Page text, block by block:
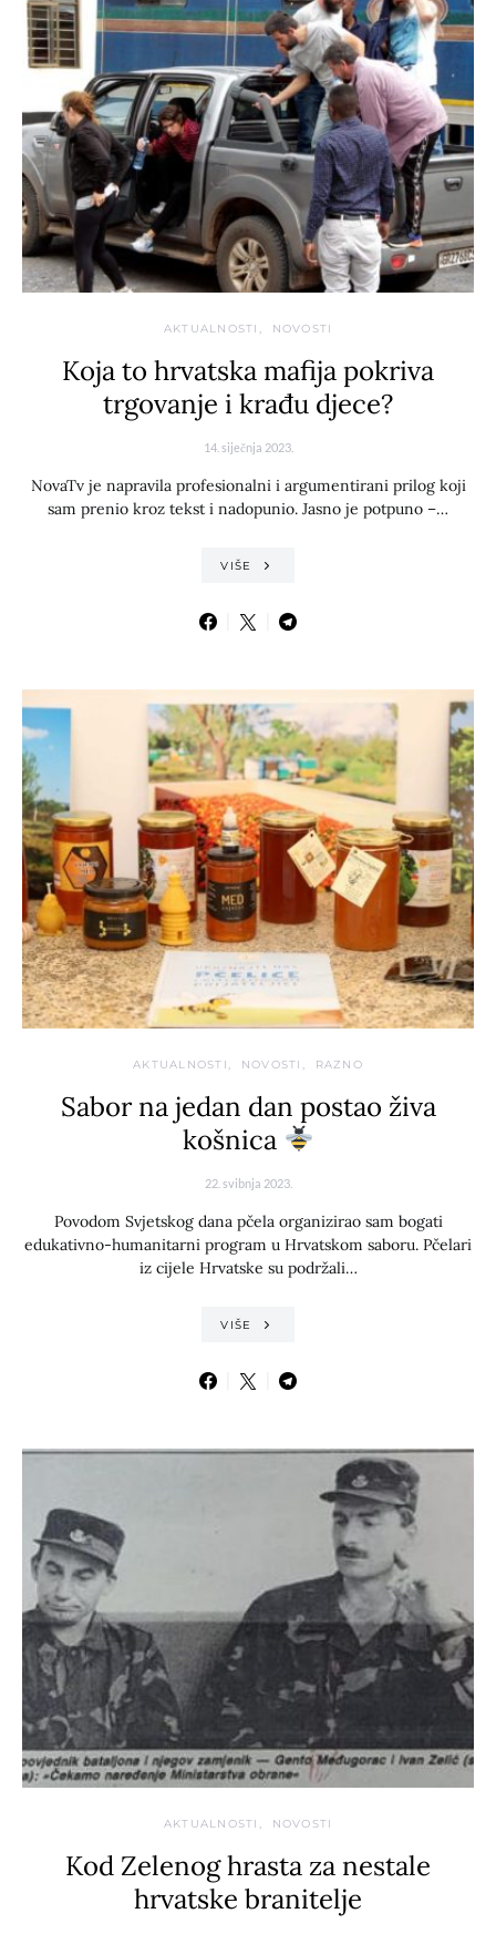
AKTUALNOSTI NOVOSTI
Koja to hrvatska mafija pokriva
trgovanje i krađu djece?
14. siječnja 2023.
NovaTv je napravila profesionalni i argumentirani prilog koji
sam prenio kroz tekst i nadopunio. Jasno je potpuno –…
VIŠE
AKTUALNOSTI NOVOSTI RAZNO
Sabor na jedan dan postao živa
košnica
22. svibnja 2023.
Povodom Svjetskog dana pčela organizirao sam bogati
edukativno-humanitarni program u Hrvatskom saboru. Pčelari
iz cijele Hrvatske su podržali…
VIŠE
AKTUALNOSTI NOVOSTI
Kod Zelenog hrasta za nestale
hrvatske branitelje